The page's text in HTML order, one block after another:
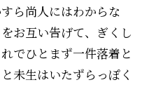
ら尚人にはわからな
お互い告げて、ぎくし
でひとまず一件落着と
未生はいたずらっぽく